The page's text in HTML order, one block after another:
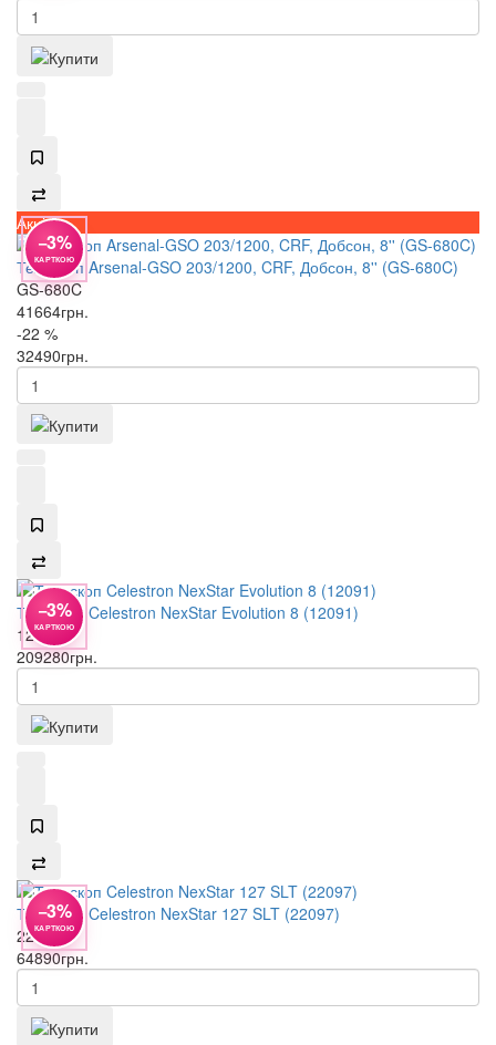
Акція
−3%
КАРТКОЮ
Телескоп Arsenal-GSO 203/1200, CRF, Добсон, 8'' (GS-680C)
GS-680C
41664грн.
-22 %
32490грн.
−3%
КАРТКОЮ
Телескоп Celestron NexStar Evolution 8 (12091)
12091
209280грн.
−3%
КАРТКОЮ
Телескоп Celestron NexStar 127 SLT (22097)
22097
64890грн.